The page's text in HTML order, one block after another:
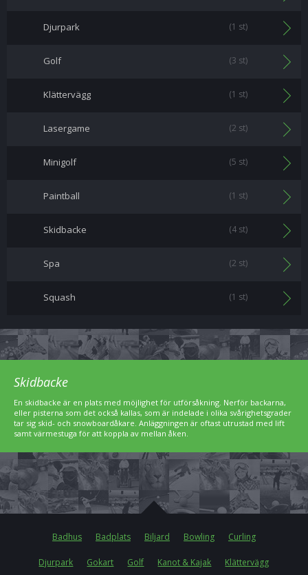
Djurpark (1 st)
Golf (3 st)
Klättervägg (1 st)
Lasergame (2 st)
Minigolf (5 st)
Paintball (1 st)
Skidbacke (4 st)
Spa (2 st)
Squash (1 st)
Skidbacke
En skidbacke är en plats med möjlighet för utförsåkning. Nerför backarna,
eller pisterna som det också kallas, som är indelade i olika svårighetsgrader
tar sig skid- och snowboardåkare. Anläggningen är oftast utrustad med lift
samt värmestuga för att koppla av mellan åken.
Badhus Badplats Biljard Bowling Curling
Djurpark Gokart Golf Kanot & Kajak Klättervägg